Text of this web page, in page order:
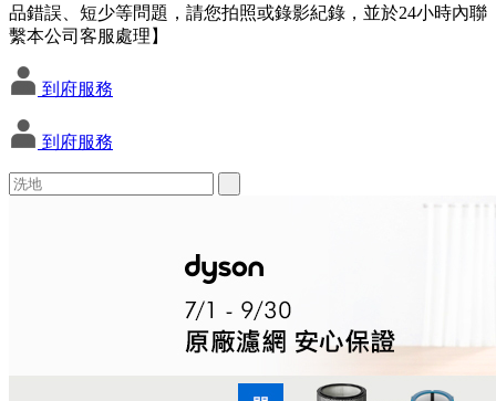
品錯誤、短少等問題，請您拍照或錄影紀錄，並於24小時內聯
繫本公司客服處理】
到府服務
到府服務